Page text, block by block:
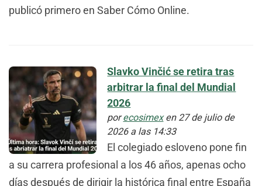
publicó primero en Saber Cómo Online.
Slavko Vinčić se retira tras
arbitrar la final del Mundial
2026
porecosimexen 27 de julio de
2026 a las 14:33
El colegiado esloveno pone fin
a su carrera profesional a los 46 años, apenas ocho
días después de dirigir la histórica final entre España